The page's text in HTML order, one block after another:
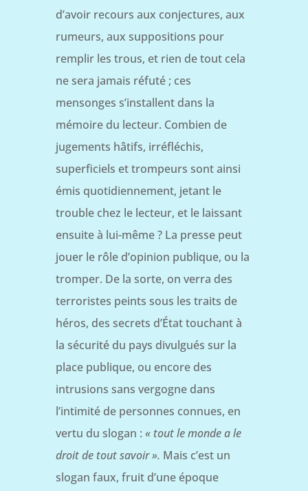
d’avoir recours aux conjectures, aux
rumeurs, aux suppositions pour
remplir les trous, et rien de tout cela
ne sera jamais réfuté ; ces
mensonges s’installent dans la
mémoire du lecteur. Combien de
jugements hâtifs, irréfléchis,
superficiels et trompeurs sont ainsi
émis quotidiennement, jetant le
trouble chez le lecteur, et le laissant
ensuite à lui-même ? La presse peut
jouer le rôle d’opinion publique, ou la
tromper. De la sorte, on verra des
terroristes peints sous les traits de
héros, des secrets d’État touchant à
la sécurité du pays divulgués sur la
place publique, ou encore des
intrusions sans vergogne dans
l’intimité de personnes connues, en
vertu du slogan : « tout le monde a le
droit de tout savoir ». Mais c’est un
slogan faux, fruit d’une époque